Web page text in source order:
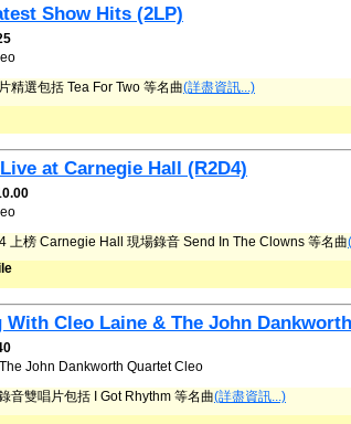
Show Hits (2LP)
精選包括 Tea For Two 等名曲(詳盡資訊...)
at Carnegie Hall (R2D4)
上榜 Carnegie Hall 現場錄音 Send In The Clowns 等名曲
With Cleo Laine & The John
John Dankworth QuartetCleo
音雙唱片包括 I Got Rhythm 等名曲(詳盡資訊...)